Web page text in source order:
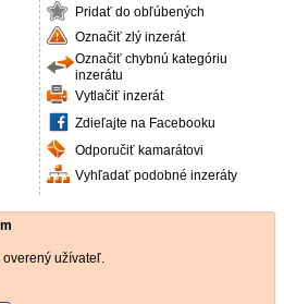
Pridať do obľúbených
Označiť zlý inzerát
Označiť chybnú kategóriu
inzerátu
Vytlačiť inzerát
Zdieľajte na Facebooku
Odporučiť kamarátovi
Vyhľadať podobné inzeráty
užívateľ.